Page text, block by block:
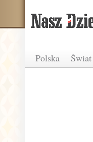
Polska Świat